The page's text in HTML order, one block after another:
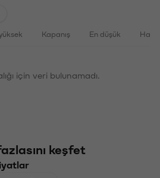
Kapanış En düşük
için veri bulunamadı.
keşfet